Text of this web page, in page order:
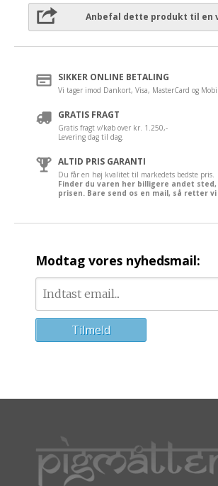
Anbefal dette produkt til en
SIKKER ONLINE BETALING
Vi tager imod Dankort, Visa, MasterCard og
GRATIS FRAGT
Gratis fragt v/køb over kr. 1.250,-
Levering dag til dag.
ALTID PRIS GARANTI
Du får en høj kvalitet til markedets bedste pris.
Finder du varen her billigere andet
prisen. Bare send os en mail, så retter
Modtag vores nyhedsmail: